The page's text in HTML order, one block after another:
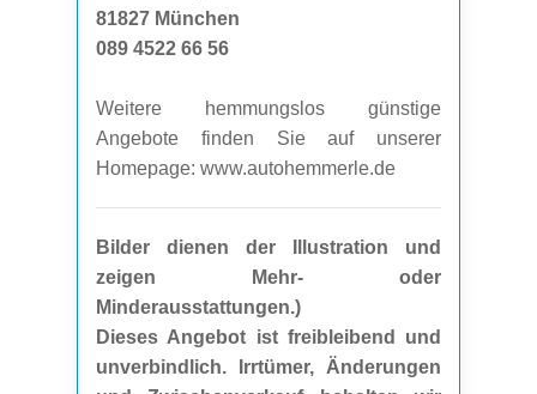
81827 München
089 4522 66 56
Weitere hemmungslos günstige
Angebote finden Sie auf unserer
Homepage: www.autohemmerle.de
Bilder dienen der Illustration und
zeigen Mehr- oder
Minderausstattungen.)
Dieses Angebot ist freibleibend und
unverbindlich. Irrtümer, Änderungen